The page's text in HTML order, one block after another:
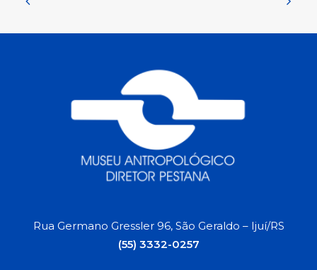
Rua Germano Gressler 96, São Geraldo – Ijuí/RS
(55) 3332-0257